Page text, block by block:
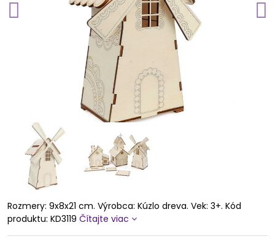
Rozmery: 9x8x21 cm. Výrobca: Kúzlo dreva. Vek: 3+. Kód
produktu: KD3119 Čítajte viac